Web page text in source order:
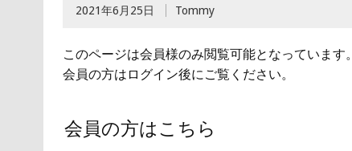
2021年6月25日 Tommy
このページは会員様のみ閲覧可能となっています。
会員の方はログイン後にご覧ください。
会員の方はこちら